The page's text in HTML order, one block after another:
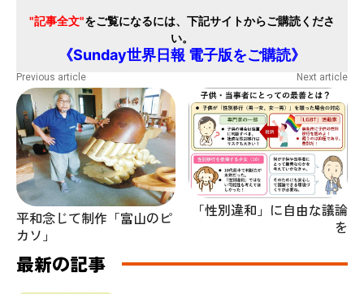
"記事全文"をご覧になるには、下記サイトからご購読くださ
い。
《Sunday世界日報 電子版をご購読》
Previous article
平和念じて制作「富山のピ
カソ」
Next article
「性別違和」に自由な議論
を
最新の記事